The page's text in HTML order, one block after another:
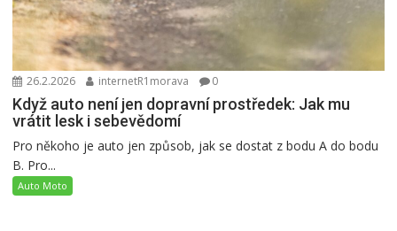
26.2.2026 internetR1morava 0
Když auto není jen dopravní prostředek: Jak mu
vrátit lesk i sebevědomí
Pro někoho je auto jen způsob, jak se dostat z bodu A do bodu
B. Pro...
Auto Moto